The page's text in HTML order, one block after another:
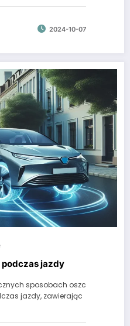
2024-10-07
jazdy
sposobach oszc
jazdy, zawierając